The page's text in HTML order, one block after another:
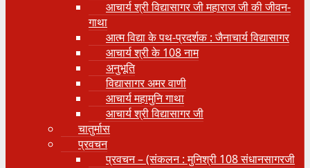
आचार्य श्री विद्यासागर जी महाराज जी की जीवन-
गाथा
आत्म विद्या के पथ-प्रदर्शक : जैनाचार्य विद्यासागर
आचार्य श्री के 108 नाम
अनुभूति
विद्यासागर अमर वाणी
आचार्य महामुनि गाथा
आचार्य श्री विद्यासागर जी
चातुर्मास
प्रवचन
प्रवचन – (संकलन : मुनिश्री 108 संधानसागरजी